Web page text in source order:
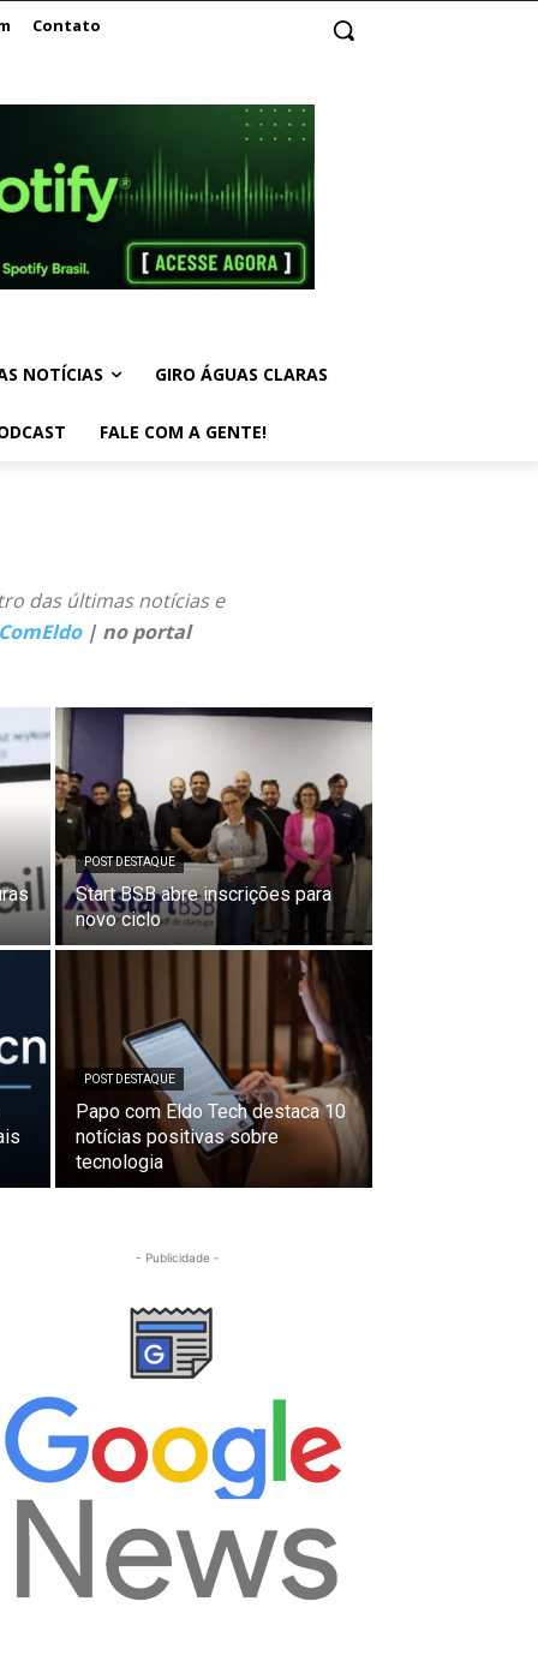
Contato
NOTÍCIAS GIRO ÁGUAS CLARAS
FALE COM A GENTE!
das últimas notícias e
| no portal
POST DESTAQUE
Start BSB abre inscrições para
novo ciclo
POST DESTAQUE
Papo com Eldo Tech destaca 10
notícias positivas sobre
tecnologia
- Publicidade -